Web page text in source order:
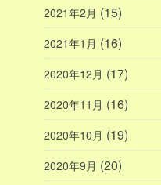
2021年2月 (15)
2021年1月 (16)
2020年12月 (17)
2020年11月 (16)
2020年10月 (19)
2020年9月 (20)